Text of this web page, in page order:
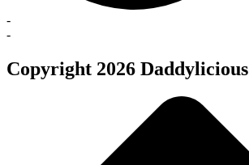
-
-
Copyright 2026 Daddylicious